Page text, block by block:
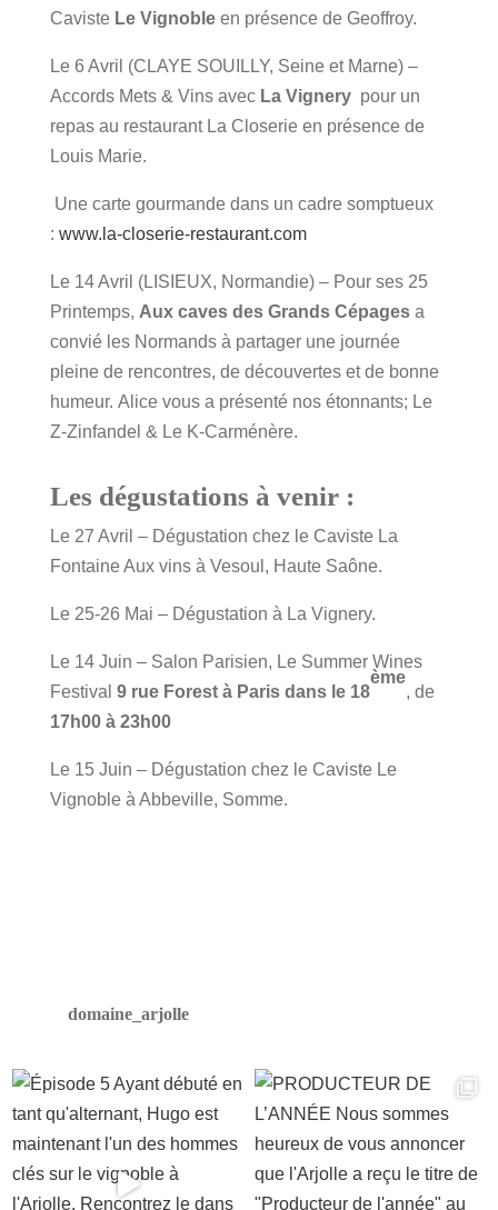
Caviste Le Vignobleen présence de Geoffroy.
Le 6 Avril (CLAYE SOUILLY, Seine et Marne) –
Accords Mets & Vins avec La Vignerypour un
repas au restaurant La Closerie en présence de
Louis Marie.
Une carte gourmande dans un cadre somptueux
: www.la-closerie-restaurant.com
Le 14 Avril (LISIEUX, Normandie) – Pour ses 25
Printemps, Aux caves des Grands Cépagesa
convié les Normands à partager une journée
pleine de rencontres, de découvertes et de bonne
humeur. Alice vous a présenté nos étonnants; Le
Z-Zinfandel & Le K-Carménère.
Les dégustations à venir :
Le 27 Avril – Dégustation chez le Caviste La
Fontaine Aux vins à Vesoul, Haute Saône.
Le 25-26 Mai – Dégustation à La Vignery.
Le 14 Juin – Salon Parisien, Le Summer Wines
Festival 9 rue Forest à Paris dans le 18
ème
, de
17h00 à 23h00
Le 15 Juin – Dégustation chez le Caviste Le
Vignoble à Abbeville, Somme.
domaine_arjolle